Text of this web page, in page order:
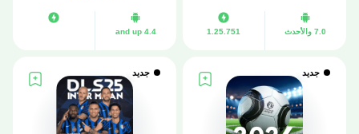
7.0 والأحدث 1.25.751
4.4 and up
جديد جديد